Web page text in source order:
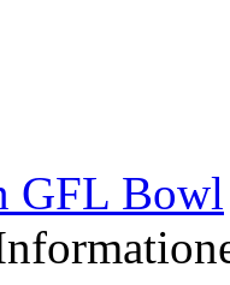
GFL Bowl